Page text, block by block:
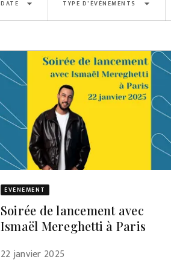
DATE arrow_drop_down TYPE D'ÉVÈNEMENTS arrow_drop_down
ÉVÈNEMENT
Soirée de lancement avec
Ismaël Mereghetti à Paris
22 janvier 2025